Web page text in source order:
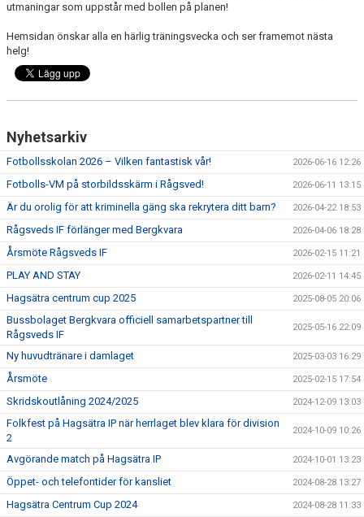
utmaningar som uppstår med bollen på planen!
Hemsidan önskar alla en härlig träningsvecka och ser framemot nästa
helg!
Nyhetsarkiv
Fotbollsskolan 2026 – Vilken fantastisk vår! 2026-06-16 12:26
Fotbolls-VM på storbildsskärm i Rågsved! 2026-06-11 13:15
Är du orolig för att kriminella gäng ska rekrytera ditt barn? 2026-04-22 18:53
Rågsveds IF förlänger med Bergkvara 2026-04-06 18:28
Årsmöte Rågsveds IF 2026-02-15 11:21
PLAY AND STAY 2026-02-11 14:45
Hagsätra centrum cup 2025 2025-08-05 20:06
Bussbolaget Bergkvara officiell samarbetspartner till
Rågsveds IF
2025-05-16 22:09
Ny huvudtränare i damlaget 2025-03-03 16:29
Årsmöte 2025-02-15 17:54
Skridskoutlåning 2024/2025 2024-12-09 13:03
Folkfest på Hagsätra IP när herrlaget blev klara för division
2
2024-10-09 10:26
Avgörande match på Hagsätra IP 2024-10-01 13:23
Öppet- och telefontider för kansliet 2024-08-28 13:27
Hagsätra Centrum Cup 2024 2024-08-28 11:33